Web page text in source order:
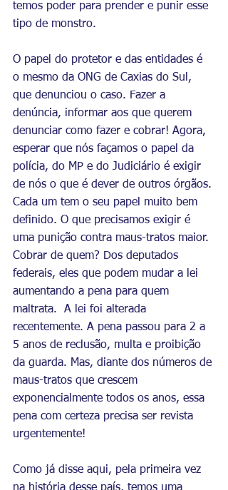
temos poder para prender e punir esse
tipo de monstro.
O papel do protetor e das entidades é
o mesmo da ONG de Caxias do Sul,
que denunciou o caso. Fazer a
denúncia, informar aos que querem
denunciar como fazer e cobrar! Agora,
esperar que nós façamos o papel da
polícia, do MP e do Judiciário é exigir
de nós o que é dever de outros órgãos.
Cada um tem o seu papel muito bem
definido. O que precisamos exigir é
uma punição contra maus-tratos maior.
Cobrar de quem? Dos deputados
federais, eles que podem mudar a lei
aumentando a pena para quem
maltrata.  A lei foi alterada
recentemente. A pena passou para 2 a
5 anos de reclusão, multa e proibição
da guarda. Mas, diante dos números de
maus-tratos que crescem
exponencialmente todos os anos, essa
pena com certeza precisa ser revista
urgentemente!
Como já disse aqui, pela primeira vez